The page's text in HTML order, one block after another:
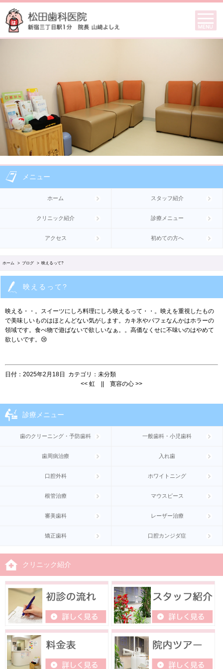
メニュー
ホーム
クリニック紹介
アクセス
スタッフ紹介
診療メニュー
初めての方へ
ホーム > ブログ > 映えるって?
映えるって?
映える・・。スイーツにしろ料理にしろ映えるって・・。映えを重視したもの
で美味しいものはほとんどない気がします。カキ氷やパフェなんかはホラーの
領域です。食べ物で遊ばないで欲しいなぁ。。高価なくせに不味いのはやめて
欲しいです。😢
日付： 2025年2月18日 カテゴリ： 未分類
<< 虹 寛容の心 >>
診療メニュー
歯のクリーニング・予防歯科
歯周病治療
口腔外科
根管治療
審美歯科
矯正歯科
一般歯科・小児歯科
入れ歯
ホワイトニング
マウスピース
レーザー治療
口腔カンジダ症
クリニック紹介